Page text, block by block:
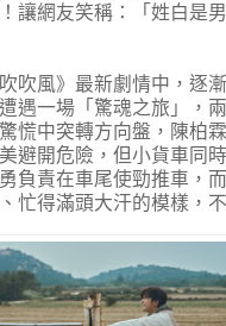
讓網友笑稱：「姓白是
吹風》最新劇情中，逐
遇一場「驚魂之旅」，
慌中突轉方向盤，陳柏
避開危險，但小貨車同
負責在車尾使勁推車，
忙得滿頭大汗的模樣，